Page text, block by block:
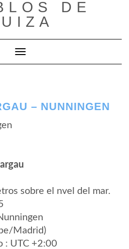
DE
Cambiar modo de navegación
– NUNNINGEN
sobre el nvel del mar.
Madrid)
: UTC +2:00